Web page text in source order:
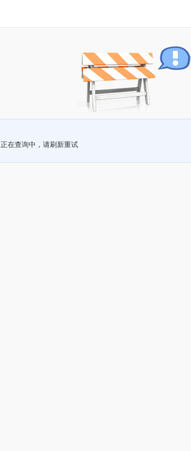
正在查询中，请刷新重试